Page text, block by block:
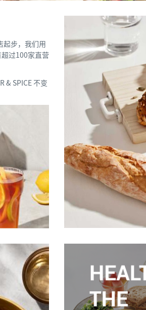
起步，我们用
过100家直营
& SPICE 不变